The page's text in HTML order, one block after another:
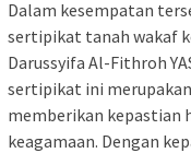
Dalam kesempatan
sertipikat tanah wakaf
Darussyifa Al-Fithroh
sertipikat ini
memberikan kepastian
keagamaan. Dengan